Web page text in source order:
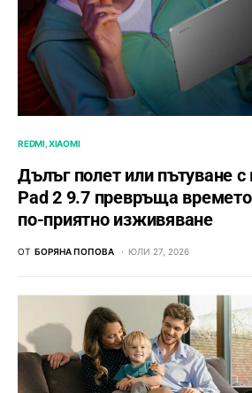
REDMI XIAOMI
Дълъг полет или пътуване с
Pad 2 9.7 превръща
по-приятно изживяване
ОТ БОРЯНА ПОПОВА ЮЛИ 27, 2026